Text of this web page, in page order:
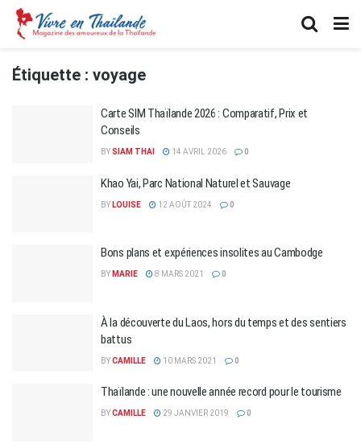
Étiquette : voyage
Carte SIM Thaïlande 2026 : Comparatif, Prix et
Conseils
BYSIAM THAI 14 AVRIL 2026 0
Khao Yai, Parc National Naturel et Sauvage
BY LOUISE 12 AOÛT 2024 0
Bons plans et expériences insolites au Cambodge
BY MARIE 8 MARS 2021 0
À la découverte du Laos, hors du temps et des sentiers
battus
BYCAMILLE 10 MARS 2021 0
Thaïlande : une nouvelle année record pour le tourisme
BYCAMILLE 29 JANVIER 2019 0